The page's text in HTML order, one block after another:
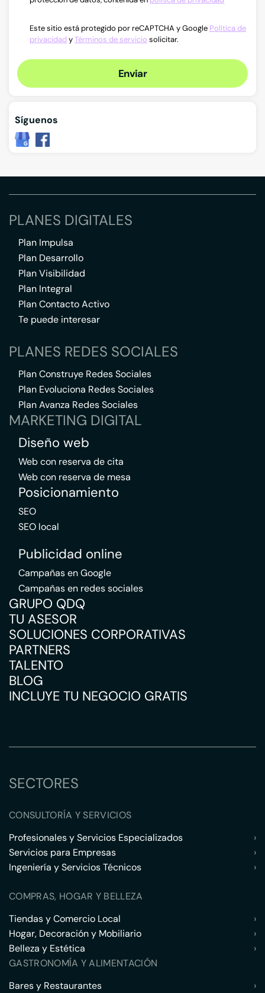
Este sitio está protegido por reCAPTCHA y Google Política de
privacidad yTérminos de servicio solicitar.
Enviar
Síguenos
PLANES DIGITALES
Plan Impulsa
Plan Desarrollo
Plan Visibilidad
Plan Integral
Plan Contacto Activo
Te puede interesar
PLANES REDES SOCIALES
Plan Construye Redes Sociales
Plan Evoluciona Redes Sociales
Plan Avanza Redes Sociales
MARKETING DIGITAL
Diseño web
Web con reserva de cita
Web con reserva de mesa
Posicionamiento
SEO
SEO local
Publicidad online
Campañas en Google
Campañas en redes sociales
GRUPO QDQ
TU ASESOR
SOLUCIONES CORPORATIVAS
PARTNERS
TALENTO
BLOG
INCLUYE TU NEGOCIO GRATIS
SECTORES
CONSULTORÍA Y SERVICIOS
Profesionales y Servicios Especializados
›
Servicios para Empresas
›
Ingeniería y Servicios Técnicos
›
COMPRAS, HOGAR Y BELLEZA
Tiendas y Comercio Local
›
Hogar, Decoración y Mobiliario
›
Belleza y Estética
›
GASTRONOMÍA Y ALIMENTACIÓN
Bares y Restaurantes
›